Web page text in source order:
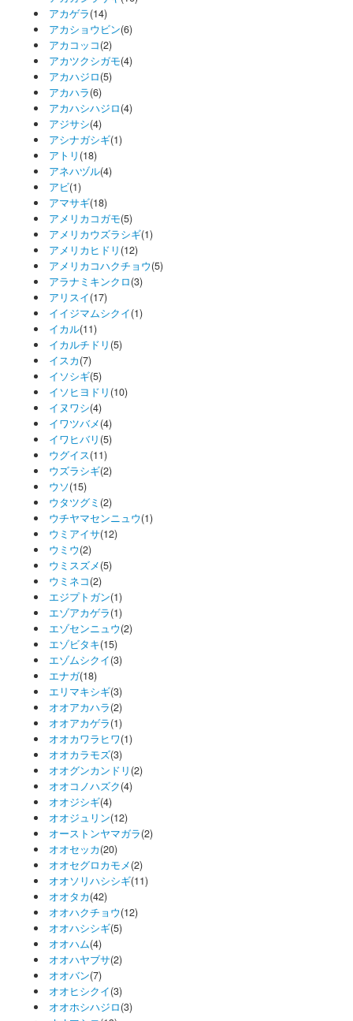
アカゲラ(14)
アカショウビン(6)
アカコッコ(2)
アカツクシガモ(4)
アカハジロ(5)
アカハラ(6)
アカハシハジロ(4)
アジサシ(4)
アシナガシギ(1)
アトリ (18)
アネハヅル(4)
アビ(1)
アマサギ(18)
アメリカコガモ(5)
アメリカウズラシギ(1)
アメリカヒドリ (12)
アメリカコハクチョウ(5)
アラナミキンクロ(3)
アリスイ(17)
イイジマムシクイ(1)
イカル(11)
イカルチドリ (5)
イスカ(7)
イソシギ(5)
イソヒヨドリ (10)
イヌワシ(4)
イワツバメ(4)
イワヒバリ (5)
ウグイス(11)
ウズラシギ(2)
ウソ(15)
ウタツグミ (2)
ウチヤマセンニュウ(1)
ウミアイサ(12)
ウミウ(2)
ウミスズメ(5)
ウミネコ(2)
エジプトガン(1)
エゾアカゲラ(1)
エゾセンニュウ(2)
エゾビタキ(15)
エゾムシクイ(3)
エナガ(18)
エリマキシギ(3)
オオアカハラ(2)
オオアカゲラ(1)
オオカワラヒワ(1)
オオカラモズ(3)
オオグンカンドリ (2)
オオコノハズク(4)
オオジシギ(4)
オオジュリン(12)
オーストンヤマガラ(2)
オオセッカ(20)
オオセグロカモメ(2)
オオソリハシシギ(11)
オオタカ(42)
オオハクチョウ(12)
オオハシシギ(5)
オオハム(4)
オオハヤブサ(2)
オオバン(7)
オオヒシクイ(3)
オオホシハジロ(3)